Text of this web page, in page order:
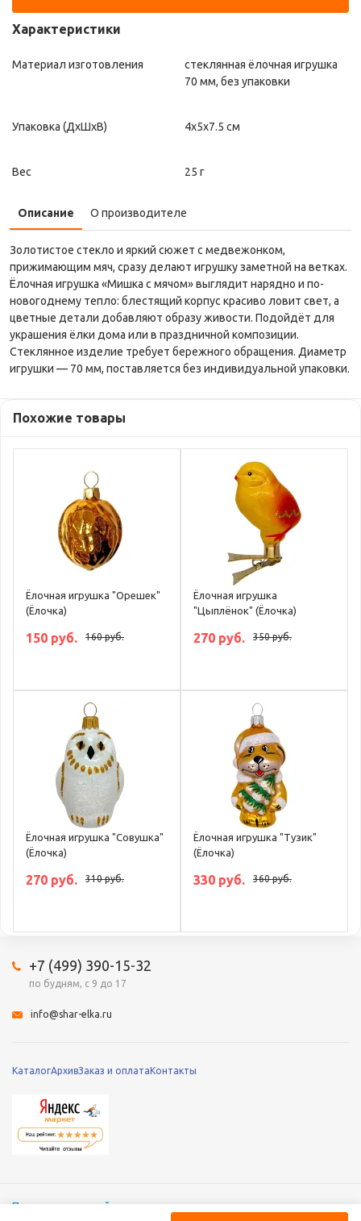
Характеристики
Материал изготовления
стеклянная ёлочная игрушка
70 мм, без упаковки
Упаковка (ДxШxВ) 4x5x7.5 см
Вес 25 г
Описание О производителе
Золотистое стекло и яркий сюжет с медвежонком,
прижимающим мяч, сразу делают игрушку заметной на ветках.
Ёлочная игрушка «Мишка с мячом» выглядит нарядно и по-
новогоднему тепло: блестящий корпус красиво ловит свет, а
цветные детали добавляют образу живости. Подойдёт для
украшения ёлки дома или в праздничной композиции.
Стеклянное изделие требует бережного обращения. Диаметр
игрушки — 70 мм, поставляется без индивидуальной упаковки.
Похожие товары
Ёлочная игрушка "Орешек"
(Ёлочка)
150 руб. 160 руб.
Ёлочная игрушка
"Цыплёнок" (Ёлочка)
270 руб. 350 руб.
Ёлочная игрушка "Совушка"
(Ёлочка)
270 руб. 310 руб.
Ёлочная игрушка "Тузик"
(Ёлочка)
330 руб. 360 руб.
КаталогАрхивЗаказ и оплатаКонтакты
+7 (499) 390-15-32
по будням, с 9 до 17
info@shar-elka.ru
Полная версия сайта